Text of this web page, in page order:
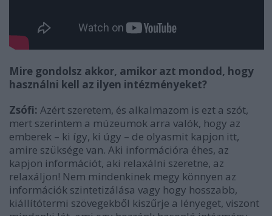
Mire gondolsz akkor, amikor azt mondod, hogy
használni kell az ilyen intézményeket?
Zsófi: Azért szeretem, és alkalmazom is ezt a szót,
mert szerintem a múzeumok arra valók, hogy az
emberek – ki így, ki úgy – de olyasmit kapjon itt,
amire szüksége van. Aki információra éhes, az
kapjon információt, aki relaxálni szeretne, az
relaxáljon! Nem mindenkinek megy könnyen az
információk szintetizálása vagy hogy hosszabb,
kiállítótermi szövegekből kiszűrje a lényeget, viszont